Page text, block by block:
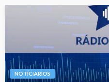
NOTÍCIARIOS